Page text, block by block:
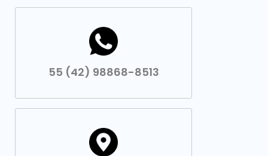
55 (42) 98868-8513